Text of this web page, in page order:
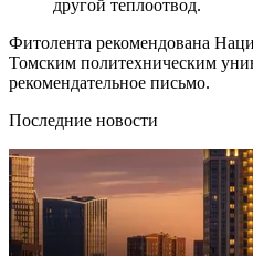
другой теплоотвод.
Фитолента рекомендована
Томским политехническим
рекомендательное письмо.
Последние новости